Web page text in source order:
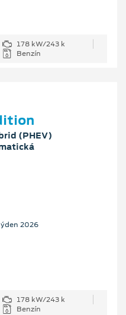
178 kW/243 k
Benzín
(PHEV)
2026
178 kW/243 k
Benzín